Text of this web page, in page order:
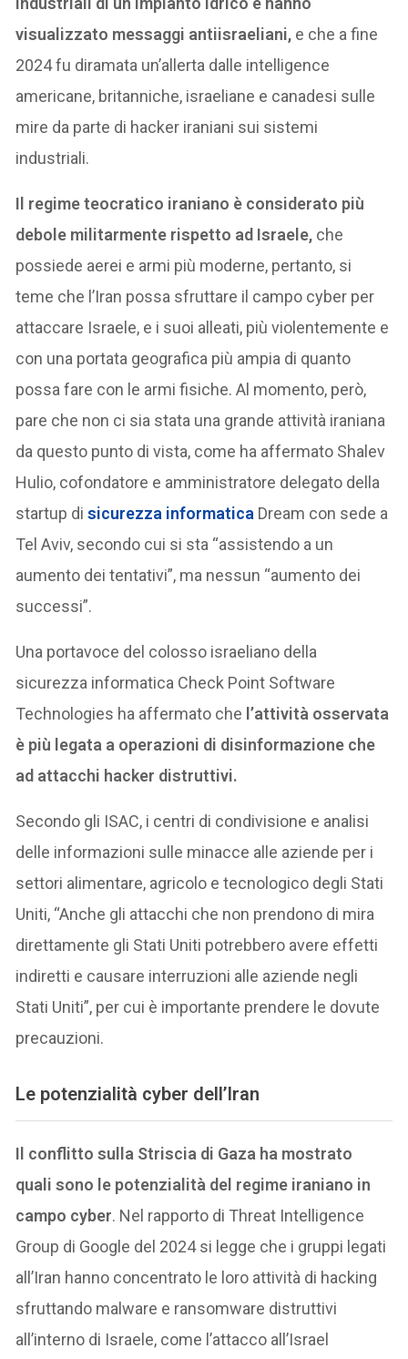
visualizzato messaggi antiisraeliani, e che a fine
2024 fu diramata un’allerta dalle intelligence
americane, britanniche, israeliane e canadesi sulle
mire da parte di hacker iraniani sui sistemi
industriali.
Il regime teocratico iraniano è considerato più
debole militarmente rispetto ad Israele, che
possiede aerei e armi più moderne, pertanto, si
teme che l’Iran possa sfruttare il campo cyber per
attaccare Israele, e i suoi alleati, più violentemente e
con una portata geografica più ampia di quanto
possa fare con le armi fisiche. Al momento, però,
pare che non ci sia stata una grande attività iraniana
da questo punto di vista, come ha affermato Shalev
Hulio, cofondatore e amministratore delegato della
startup disicurezza informatica Dream con sede a
Tel Aviv, secondo cui si sta “assistendo a un
aumento dei tentativi”, ma nessun “aumento dei
successi”.
Una portavoce del colosso israeliano della
sicurezza informatica Check Point Software
Technologies ha affermato che l’attività osservata
è più legata a operazioni di disinformazione che
ad attacchi hacker distruttivi.
Secondo gli ISAC, i centri di condivisione e analisi
delle informazioni sulle minacce alle aziende per i
settori alimentare, agricolo e tecnologico degli Stati
Uniti, “Anche gli attacchi che non prendono di mira
direttamente gli Stati Uniti potrebbero avere effetti
indiretti e causare interruzioni alle aziende negli
Stati Uniti”, per cui è importante prendere le dovute
precauzioni.
Le potenzialità cyber dell’Iran
Il conflitto sulla Striscia di Gaza ha mostrato
quali sono le potenzialità del regime iraniano in
campo cyber. Nel rapporto di Threat Intelligence
Group di Google del 2024 si legge che i gruppi legati
all’Iran hanno concentrato le loro attività di hacking
sfruttando malware e ransomware distruttivi
all’interno di Israele, come l’attacco all’Israel